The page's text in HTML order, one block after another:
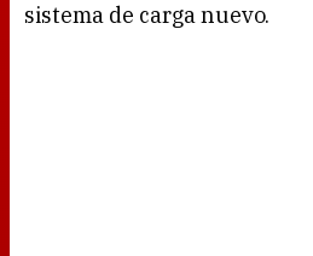
sistema de carga nuevo.